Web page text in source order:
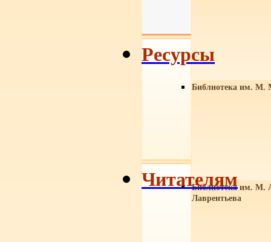
Библиотека им. М.
Библиотека им. М.
Лаврентьева
Ресурсы
Читателям